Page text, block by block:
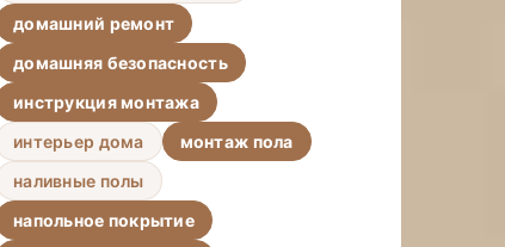
домашний ремонт
домашняя безопасность
инструкция монтажа
интерьер дома
монтаж пола
наливные полы
напольное покрытие